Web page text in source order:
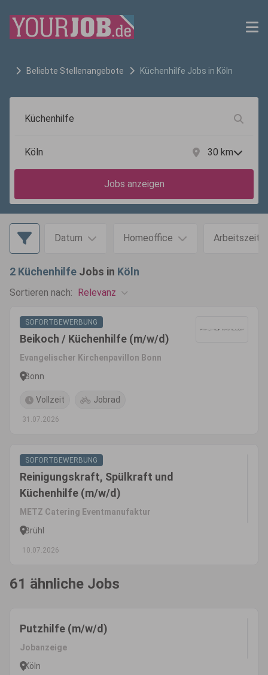
Beliebte Stellenangebote Küchenhilfe Jobs in Köln
30 km
Jobs anzeigen
Datum Homeoffice Arbeitszeit
2 Küchenhilfe Jobs in Köln
Sortieren nach: Relevanz
SOFORTBEWERBUNG
Beikoch / Küchenhilfe (m/w/d)
Evangelischer Kirchenpavillon Bonn
Bonn
Vollzeit Jobrad
31.07.2026
SOFORTBEWERBUNG
Reinigungskraft, Spülkraft und
Küchenhilfe (m/w/d)
METZ Catering Eventmanufaktur
Brühl
10.07.2026
61 ähnliche Jobs
Putzhilfe (m/w/d)
Jobanzeige
Köln